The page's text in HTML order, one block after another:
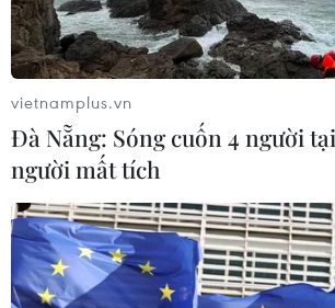
vietnamplus.vn
Đà Nẵng: Sóng cuốn 4 người
người mất tích